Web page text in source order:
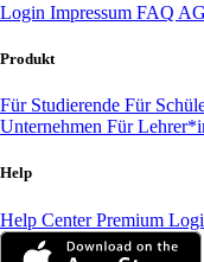
Login Impressum FAQ
Produkt
Für Studierende Für
Unternehmen Für
Help
Help CenterPremium